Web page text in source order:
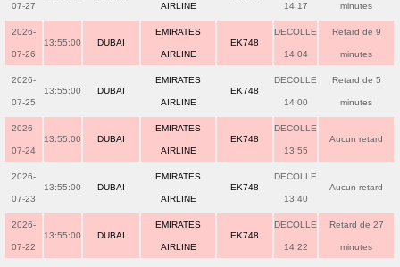
07-27 AIRLINE 14:17 minutes
2026-
07-26
13:55:00 DUBAI
EMIRATES
AIRLINE
EK748
DECOLLE
14:04
Retard de 9
minutes
2026-
07-25
13:55:00 DUBAI
EMIRATES
AIRLINE
EK748
DECOLLE
14:00
Retard de 5
minutes
2026-
07-24
13:55:00 DUBAI
EMIRATES
AIRLINE
EK748
DECOLLE
13:55
Aucun retard
2026-
07-23
13:55:00 DUBAI
EMIRATES
AIRLINE
EK748
DECOLLE
13:40
Aucun retard
2026-
07-22
13:55:00 DUBAI
EMIRATES
AIRLINE
EK748
DECOLLE
14:22
Retard de 27
minutes